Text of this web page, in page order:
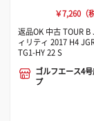
￥7,260（
返品OK 中古 TOUR B
ィリティ 2017 H4
TG1-HY 22 S
ゴルフエース4
プ